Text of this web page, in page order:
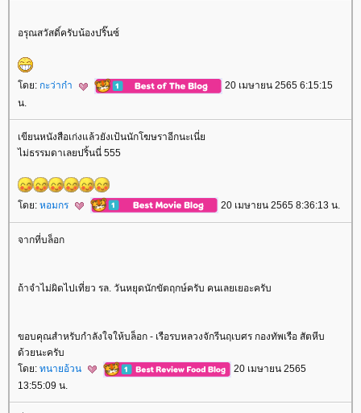
อรุณสวัสดิ์ครับน้องปริ๊นซ์
ดย: กะว่าก๋า
20 เมษายน 2565 6:15:15
น.
เขียนหนังสือเก่งแล้วยังเป้นนักโฆษราอีกนะเนี่
ไม่ธรรมดาเลยปริ้นนี่ 555
ดย: หอมกร 20 เมษายน 2565 8:36:13 น.
จากที่บล็อก
ถ้าจำไม่ผิดไปเที่ยว รล. วันหยุดนักขัตฤกษ์ครับ คนเลยเยอะครับ
ขอบคุณสำหรับกำลังใจให้บล็อก - เรือรบหลวงจักรีนฤเบศร กองทัพเรือ สัตหีบ
ด้วยนะครับ
ดย: ทนายอ้วน
20 เมษายน 2565
13:55:09 น.